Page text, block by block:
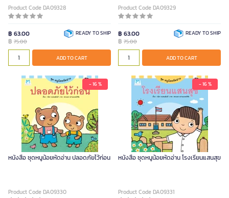
Product Code DA09328
฿ 63.00
฿ 75.00
READY TO SHIP
ADD TO CART
Product Code DA09329
฿ 63.00
฿ 75.00
READY TO SHIP
ADD TO CART
- 16 %
หนังสือ ชุดหนูน้อยหัดอ่าน ปลอดภัยไว้ก่อน
Product Code DA09330
- 16 %
หนังสือ ชุดหนูน้อยหัดอ่าน โรงเรียนแสนสุข
Product Code DA09331